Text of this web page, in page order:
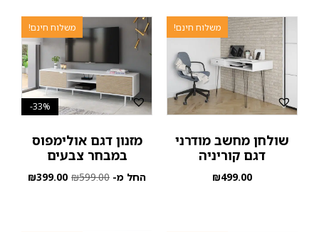
משלוח חינם!
שולחן מחשב מודרני
דגם קוריניה
₪499.00
משלוח חינם!
33%-
מזנון דגם אולימפוס
במבחר צבעים
החל מ- ₪599.00
₪399.00